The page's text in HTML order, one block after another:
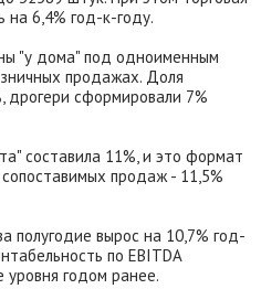
на 6,4% год-к-году.
"у дома" под одноименным
продажах. Доля
дрогери сформировали 7%
составила 11%, и это формат
продаж - 11,5%
полугодие вырос на 10,7% год-
по EBITDA
уровня годом ранее.